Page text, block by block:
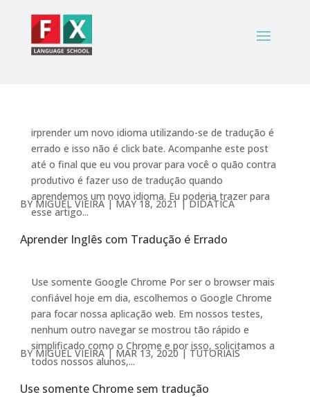
Aprender Inglês com Tradução é Errado
BYMIGUEL VIEIRA|MAY 18, 2021|DIDÁTICA
irprender um novo idioma utilizando-se de tradução é
errado e isso não é click bate. Acompanhe este post
até o final que eu vou provar para você o quão contra
produtivo é fazer uso de tradução quando
aprendemos um novo idioma. Eu poderia trazer para
esse artigo...
Use somente Chrome sem tradução
BYMIGUEL VIEIRA| MAR 13, 2020| TUTORIAIS
Use somente Google Chrome Por ser o browser mais
confiável hoje em dia, escolhemos o Google Chrome
para focar nossa aplicação web. Em nossos testes,
nenhum outro navegar se mostrou tão rápido e
simplificado como o Chrome e por isso, solicitamos a
todos nossos alunos,...